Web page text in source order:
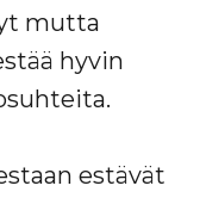
mutta
hyvin
estävät